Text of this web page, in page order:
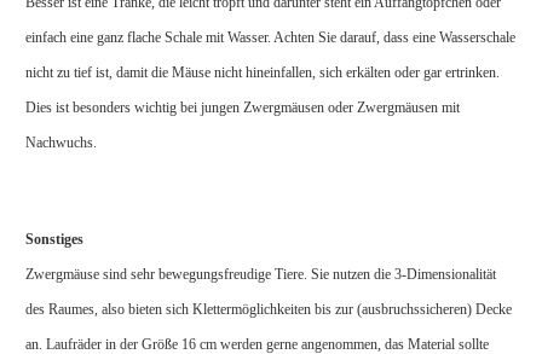
einfach eine ganz flache Schale mit Wasser. Achten Sie darauf, dass eine Wasserschale
nicht zu tief ist, damit die Mäuse nicht hineinfallen, sich erkälten oder gar ertrinken.
Dies ist besonders wichtig bei jungen Zwergmäusen oder Zwergmäusen mit
Nachwuchs.
Sonstiges
Zwergmäuse sind sehr bewegungsfreudige Tiere. Sie nutzen die 3-Dimensionalität
des Raumes, also bieten sich Klettermöglichkeiten bis zur (ausbruchssicheren) Decke
an. Laufräder in der Größe 16 cm werden gerne angenommen, das Material sollte